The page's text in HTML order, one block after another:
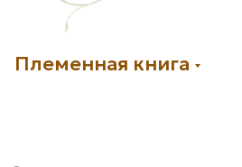
Племенная книга